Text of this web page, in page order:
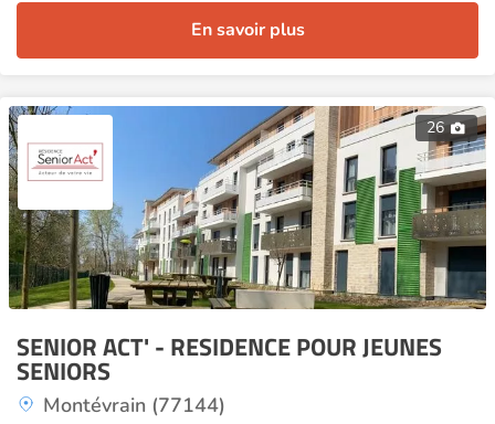
En savoir plus
26
SENIOR ACT' - RESIDENCE POUR JEUNES
SENIORS
Montévrain (77144)